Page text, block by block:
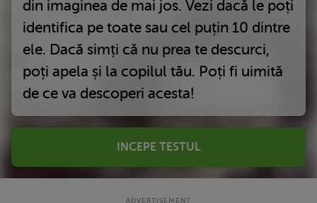
din imaginea de mai jos. Vezi dacă le poți
identifica pe toate sau cel puțin 10 dintre
ele. Dacă simți că nu prea te descurci,
poți apela și la copilul tău. Poți fi uimită
de ce va descoperi acesta!
INCEPE TESTUL